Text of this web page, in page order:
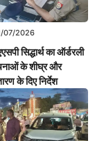
07/2026
सिद्धार्थ का ऑर्डरली
के शीघ्र और
के दिए निर्देश